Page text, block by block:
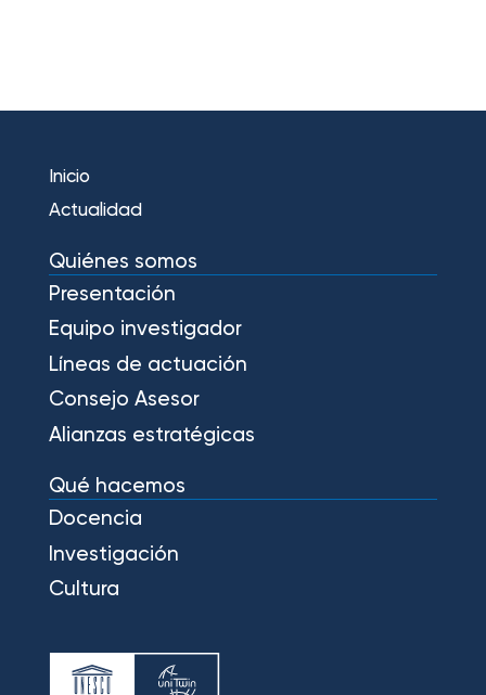
Inicio
Actualidad
Quiénes somos
Presentación
Equipo investigador
Líneas de actuación
Consejo Asesor
Alianzas estratégicas
Qué hacemos
Docencia
Investigación
Cultura